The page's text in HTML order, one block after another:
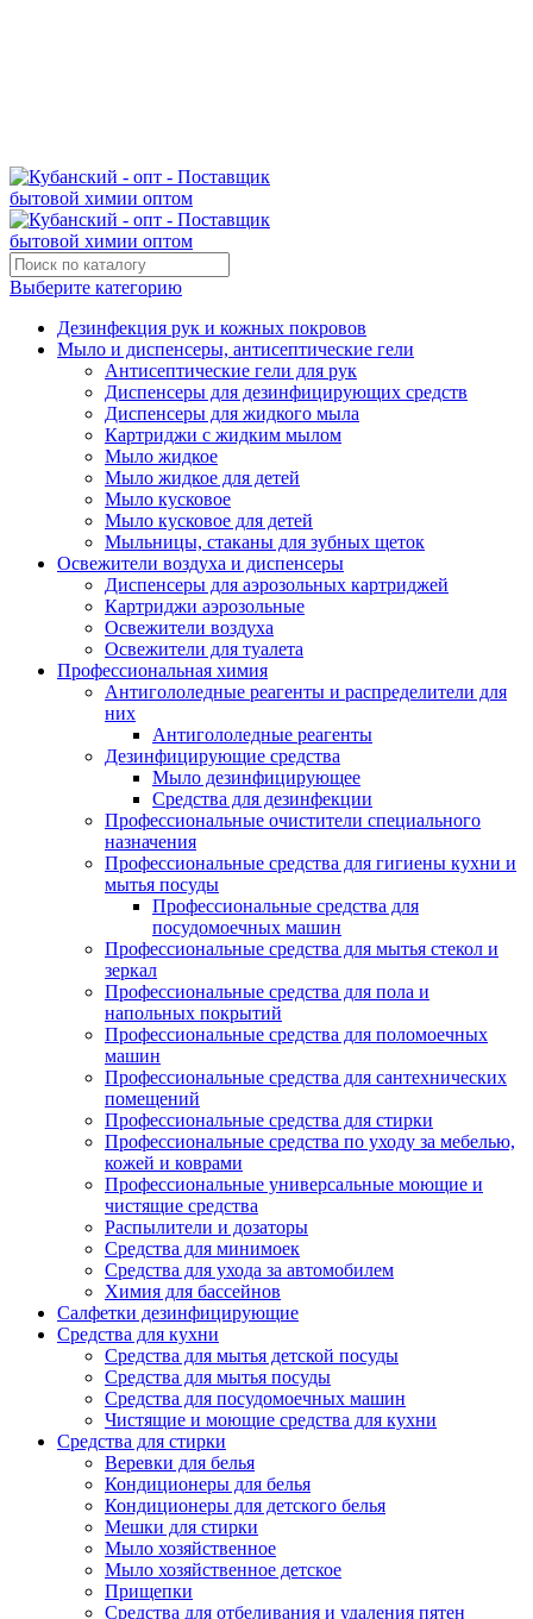
Выберите категорию
Дезинфекция рук и кожных покровов
Мыло и диспенсеры, антисептические гели
Антисептические гели для рук
Диспенсеры для дезинфицирующих средств
Диспенсеры для жидкого мыла
Картриджи с жидким мылом
Мыло жидкое
Мыло жидкое для детей
Мыло кусковое
Мыло кусковое для детей
Мыльницы, стаканы для зубных щеток
Освежители воздуха и диспенсеры
Диспенсеры для аэрозольных картриджей
Картриджи аэрозольные
Освежители воздуха
Освежители для туалета
Профессиональная химия
Антигололедные реагенты и распределители для
них
Антигололедные реагенты
Дезинфицирующие средства
Мыло дезинфицирующее
Средства для дезинфекции
Профессиональные очистители специального
назначения
Профессиональные средства для гигиены кухни и
мытья посуды
Профессиональные средства для
посудомоечных машин
Профессиональные средства для мытья стекол и
зеркал
Профессиональные средства для пола и
напольных покрытий
Профессиональные средства для поломоечных
машин
Профессиональные средства для сантехнических
помещений
Профессиональные средства для стирки
Профессиональные средства по уходу за мебелью,
кожей и коврами
Профессиональные универсальные моющие и
чистящие средства
Распылители и дозаторы
Средства для минимоек
Средства для ухода за автомобилем
Химия для бассейнов
Салфетки дезинфицирующие
Средства для кухни
Средства для мытья детской посуды
Средства для мытья посуды
Средства для посудомоечных машин
Чистящие и моющие средства для кухни
Средства для стирки
Веревки для белья
Кондиционеры для белья
Кондиционеры для детского белья
Мешки для стирки
Мыло хозяйственное
Мыло хозяйственное детское
Прищепки
Средства для отбеливания и удаления пятен